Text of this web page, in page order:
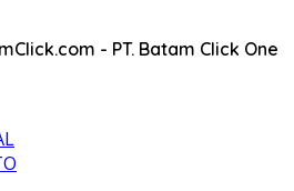
- PT. Batam Click One